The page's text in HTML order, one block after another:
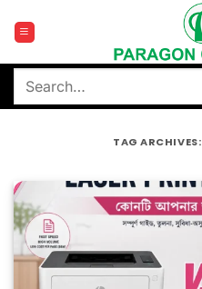
content
Search
TAG ARCHIVES: